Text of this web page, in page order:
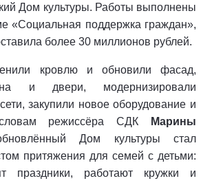
Дом культуры. Работы выполнены
«Социальная поддержка граждан»,
более 30 миллионов рублей.
кровлю и обновили фасад,
и двери, модернизировали
закупили новое оборудование и
режиссёра СДК
Марины
Дом культуры стал
притяжения для семей с детьми:
праздники, работают кружки и